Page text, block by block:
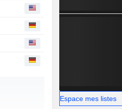
Espace mes listes